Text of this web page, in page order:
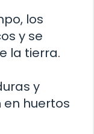
los
y se
la tierra.
y
huertos